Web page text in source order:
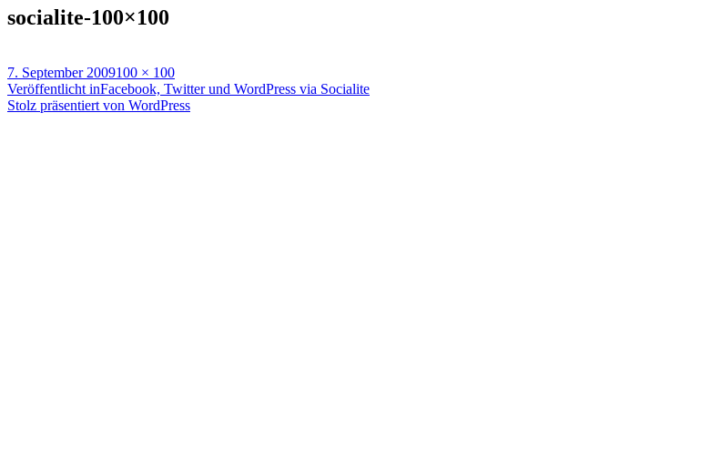
socialite-100×100
Veröffentlicht
am
7. September 2009Volle
Größe
100 × 100
Beitragsnavigation
Veröffentlicht inFacebook, Twitter und WordPress via Socialite
Stolz präsentiert von WordPress